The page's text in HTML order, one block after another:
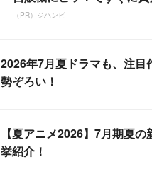
（PR）ジハンピ
2026年7月夏ドラマも、注目
勢ぞろい！
【夏アニメ2026】7月期夏
挙紹介！